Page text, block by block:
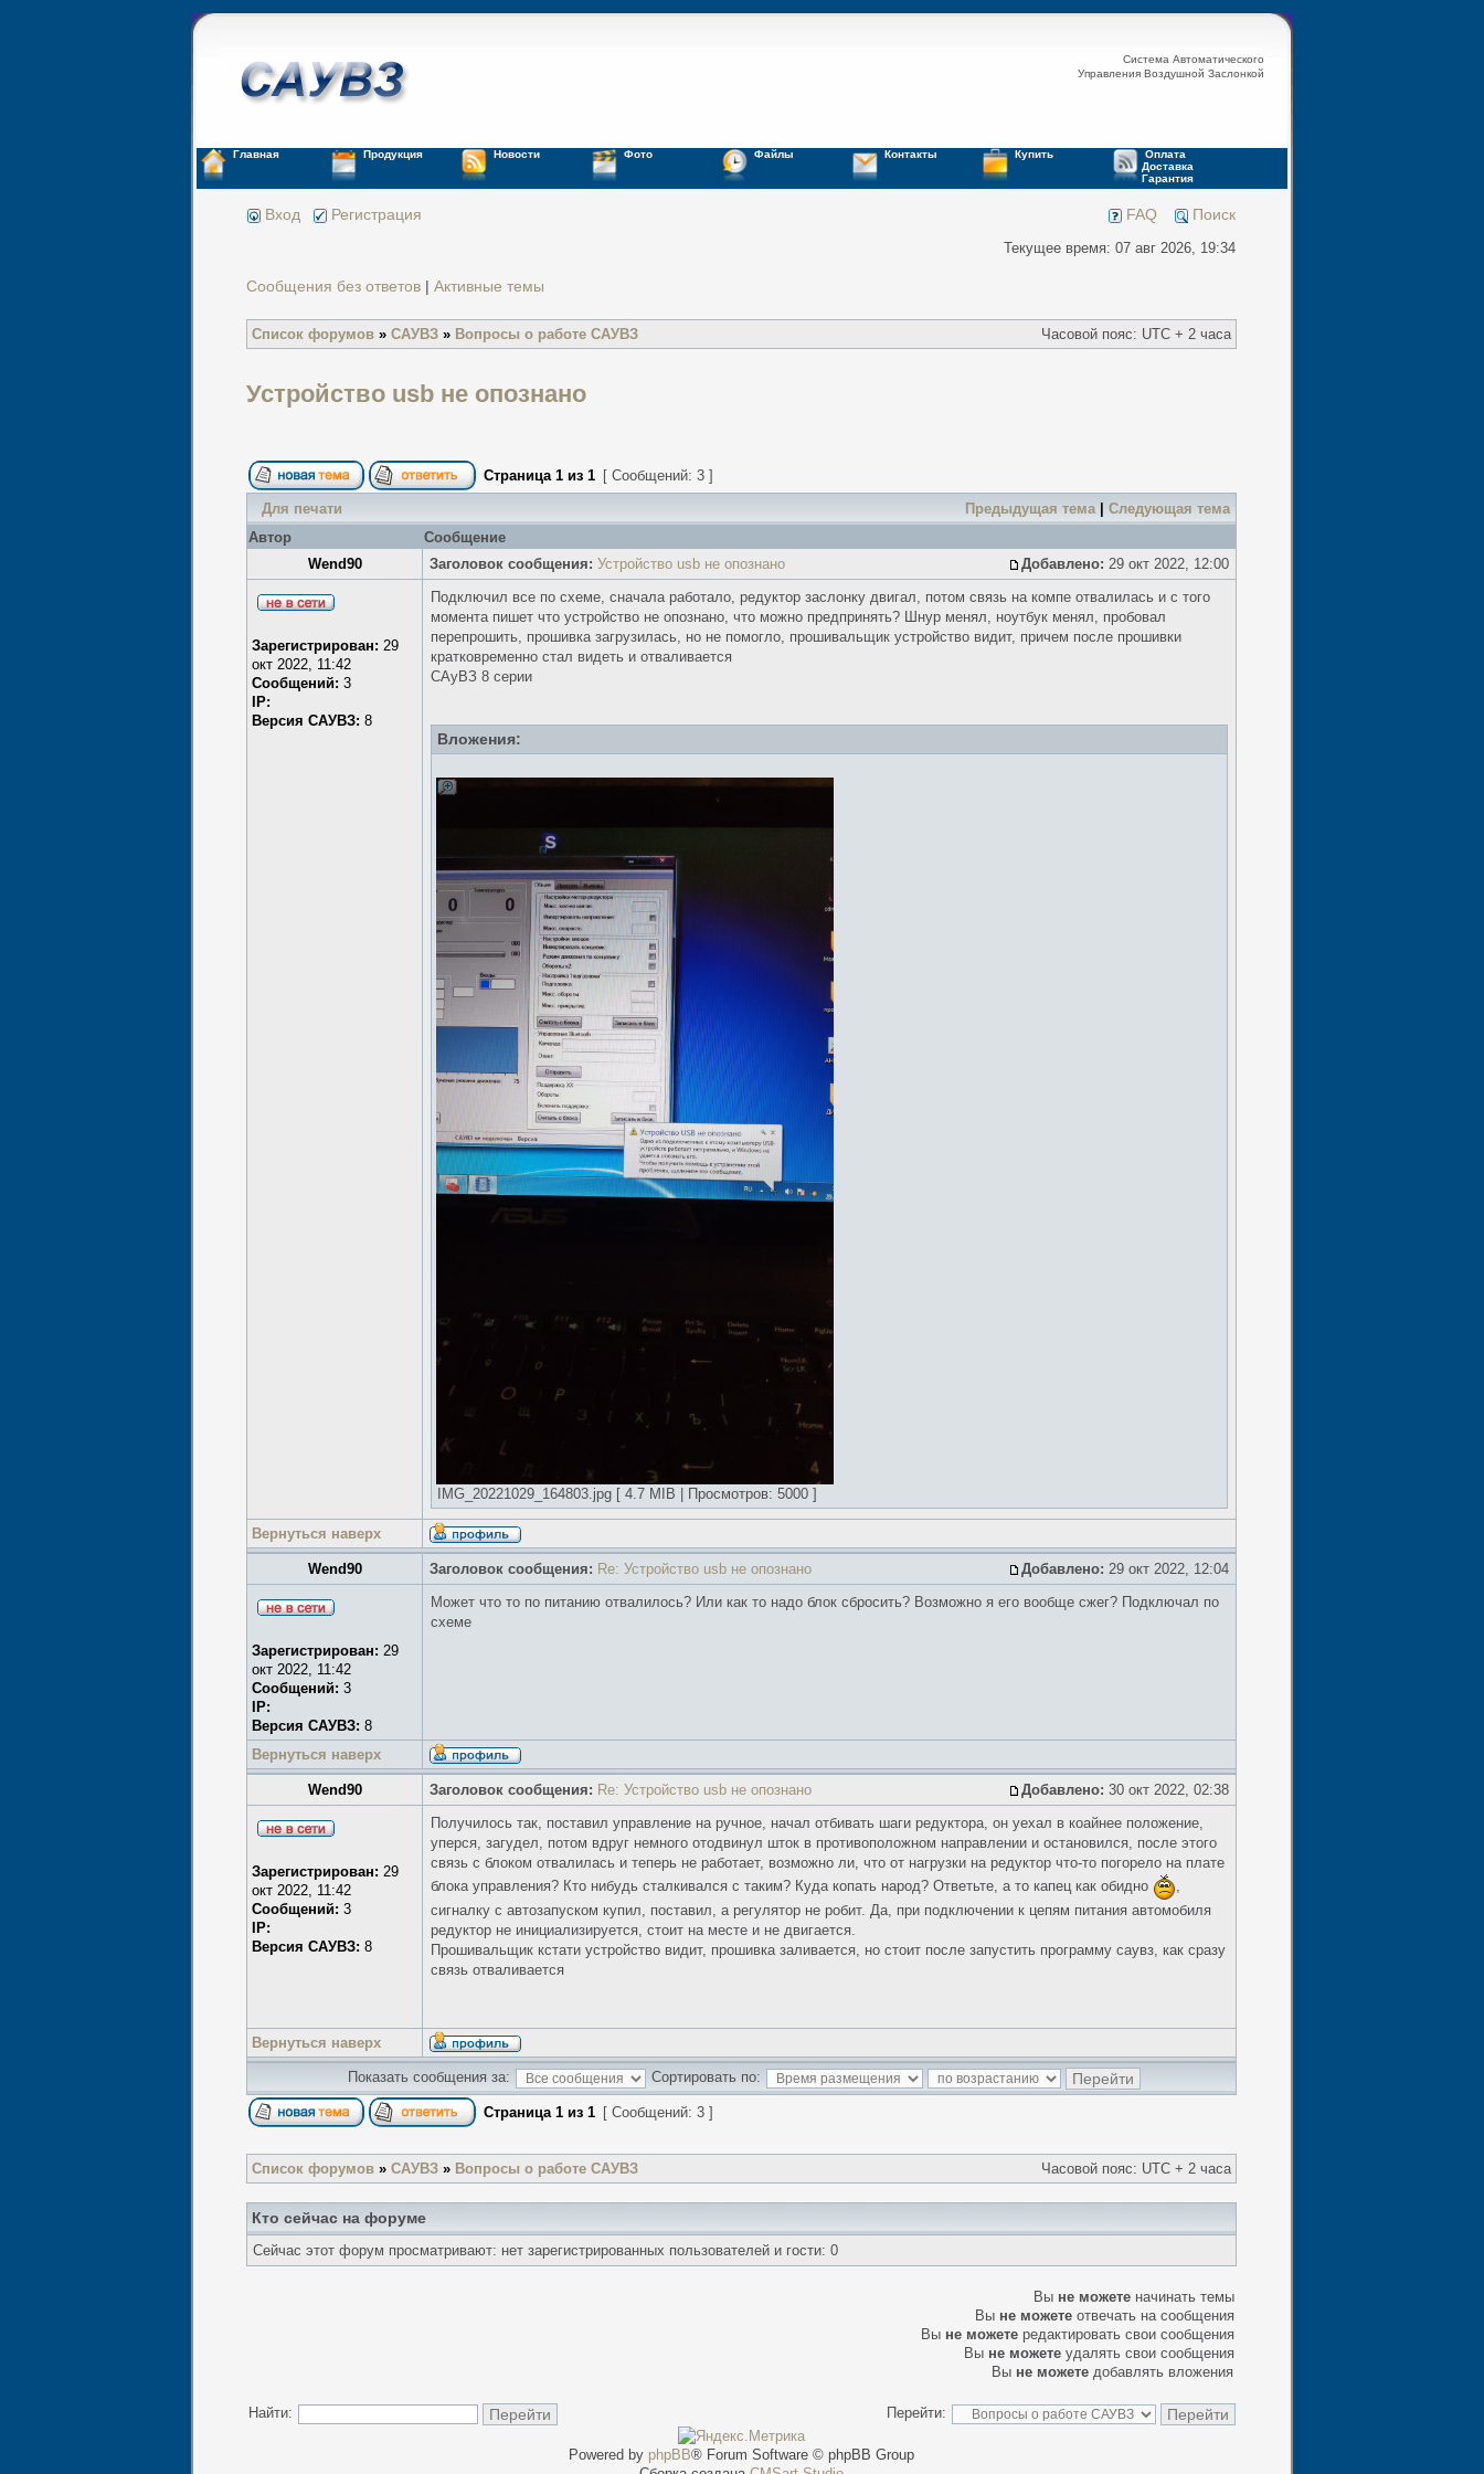
Система Автоматического
Управления Воздушной Заслонкой
Главная Продукция Новости Фото Файлы Контакты Купить
Оплата
Доставка
Гарантия
Вход Регистрация FAQ Поиск
Текущее время: 07 авг 2026, 19:34
Сообщения без ответов |Активные темы
Список форумов »САУВЗ » Вопросы о работе САУВЗ Часовой пояс: UTC + 2 часа
Устройство usb не опознано
Страница1 из1 [ Сообщений: 3 ]
Для печати
Предыдущая тема |Следующая тема
Автор
Сообщение
Wend90
Заголовок сообщения: Устройство usb не опознано Добавлено: 29 окт 2022, 12:00
Зарегистрирован: 29
окт 2022, 11:42
Сообщений: 3
IP:
Версия САУВЗ: 8
Подключил все по схеме, сначала работало, редуктор заслонку двигал, потом связь на компе отвалилась и с того
момента пишет что устройство не опознано, что можно предпринять? Шнур менял, ноутбук менял, пробовал
перепрошить, прошивка загрузилась, но не помогло, прошивальщик устройство видит, причем после прошивки
кратковременно стал видеть и отваливается
САуВЗ 8 серии
Вложения:
IMG_20221029_164803.jpg [ 4.7 MIB | Просмотров: 5000 ]
Вернуться наверх
Wend90 Заголовок сообщения: Re: Устройство usb не опознано Добавлено: 29 окт 2022, 12:04
Зарегистрирован: 29
окт 2022, 11:42
Сообщений: 3
IP:
Версия САУВЗ: 8
Может что то по питанию отвалилось? Или как то надо блок сбросить? Возможно я его вообще сжег? Подключал по
схеме
Вернуться наверх
Wend90 Заголовок сообщения: Re: Устройство usb не опознано Добавлено: 30 окт 2022, 02:38
Зарегистрирован: 29
окт 2022, 11:42
Сообщений: 3
IP:
Версия САУВЗ: 8
Получилось так, поставил управление на ручное, начал отбивать шаги редуктора, он уехал в коайнее положение,
уперся, загудел, потом вдруг немного отодвинул шток в противоположном направлении и остановился, после этого
связь с блоком отвалилась и теперь не работает, возможно ли, что от нагрузки на редуктор что-то погорело на плате
блока управления? Кто нибудь сталкивался с таким? Куда копать народ? Ответьте, а то капец как обидно
сигналку с автозапуском купил, поставил, а регулятор не робит. Да, при подключении к цепям питания автомобиля
редуктор не инициализируется, стоит на месте и не двигается.
Прошивальщик кстати устройство видит, прошивка заливается, но стоит после запустить программу саувз, как сразу
связь отваливается
Вернуться наверх
Показать сообщения за: Сортировать по:
Страница1 из1 [ Сообщений: 3 ]
Список форумов »САУВЗ » Вопросы о работе САУВЗ Часовой пояс: UTC + 2 часа
Кто сейчас на форуме
Сейчас этот форум просматривают: нет зарегистрированных пользователей и гости: 0
Вы не можете начинать темы
Вы не можете отвечать на сообщения
Вы не можете редактировать свои сообщения
Вы не можете удалять свои сообщения
Вы не можете добавлять вложения
Найти: Перейти:
Powered by phpBB® Forum Software © phpBB Group